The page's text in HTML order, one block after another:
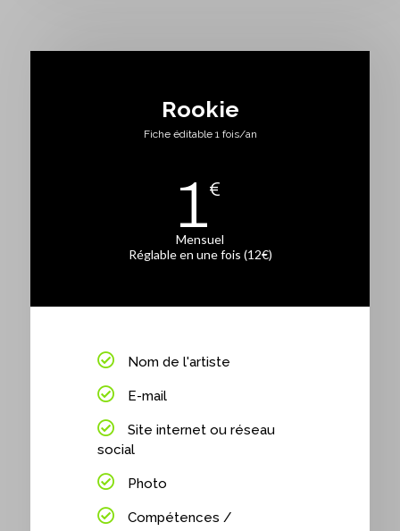
Rookie
Fiche éditable 1 fois/an
1€
Mensuel
Réglable en une fois (12€)
Nom de l'artiste
E-mail
Site internet ou réseau
social
Photo
Compétences /